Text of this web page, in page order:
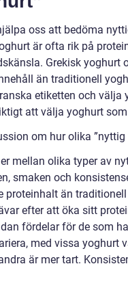
oss att bedöma
är ofta rik på
Grekisk yoghurt
än traditionell
etiketten och
att välja yoghurt
om hur olika
mellan olika typer av
smaken och
proteinhalt än
efter att öka sitt
fördelar för de som
med vissa yoghurt
är mer tart.